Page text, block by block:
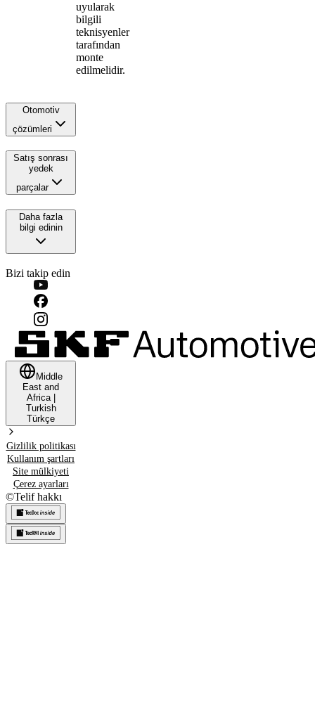
uyularak
bilgili
teknisyenler
tarafından
monte
edilmelidir.
Otomotiv
çözümleri
Satış sonrası
yedek
parçalar
Daha fazla
bilgi edinin
Bizi takip edin
Middle
East and
Africa|
Turkish
Türkçe
Gizlilik politikası
Kullanım şartları
Site mülkiyeti
Çerez ayarları
©Telif hakkı